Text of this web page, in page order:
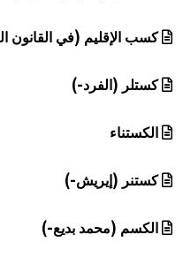
كسب الإقليم (في القانون
كستلر (الفرد-)
الكستناء
كستنر (إيريش-)
الكسم (محمد بديع-)